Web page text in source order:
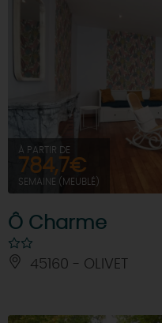
À PARTIR DE
784,7€
SEMAINE (MEUBLÉ)
Ô Charme
45160 - OLIVET